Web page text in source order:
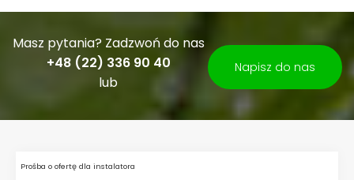
Masz pytania? Zadzwoń do nas
+48 (22) 336 90 40
lub
Napisz do nas
Prośba o ofertę dla instalatora